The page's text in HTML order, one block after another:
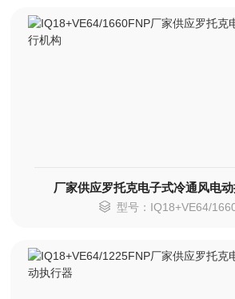
厂家供应罗托克电子式冷通风电
型号：IQ18+VE64/